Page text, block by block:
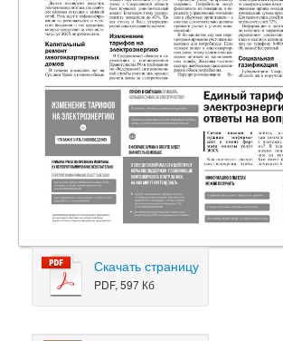
Скачать страницу
PDF, 597 Кб